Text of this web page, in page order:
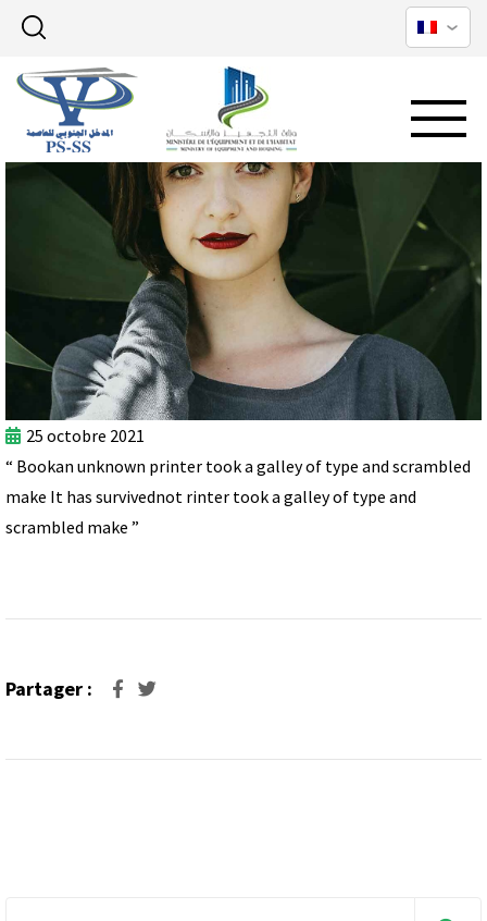
25 octobre 2021
“ Bookan unknown printer took a galley of type and scrambled
make It has survivednot rinter took a galley of type and
scrambled make ”
Partager :